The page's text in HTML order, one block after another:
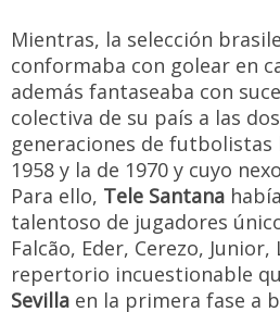
Mientras, la selección
conformaba con golear en
además fantaseaba con
colectiva de su país a las
generaciones de futbolistas
1958 y la de 1970 y cuyo
Para ello, Tele Santana
talentoso de jugadores
Falcão, Eder, Cerezo,
repertorio incuestionable
Sevilla en la primera fase a